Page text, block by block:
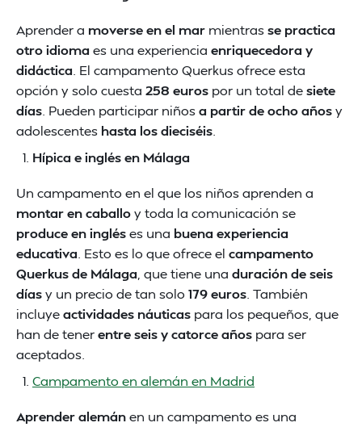
Aprender a moverse en el mar mientrasse practica
otro idioma es una experiencia enriquecedora y
didáctica . El campamento Querkus ofrece esta
opción y solo cuesta 258 euros por un total desiete
días . Pueden participar niñosa partir de ocho añosy
adolescentes hasta los dieciséis
Hípica e inglés en Málaga
Un campamento en el que los niños aprenden a
montar en caballoy toda la comunicación se
produce en ingléses una buena experiencia
educativa . Esto es lo que ofrece el campamento
Querkus de Málaga , que tiene una duración de seis
díasy un precio de tan solo 179 euros . También
incluyeactividades náuticas para los pequeños, que
han de tenerentre seis y catorce años para ser
aceptados.
Campamento en alemán en Madrid
Aprender alemánen un campamento es una